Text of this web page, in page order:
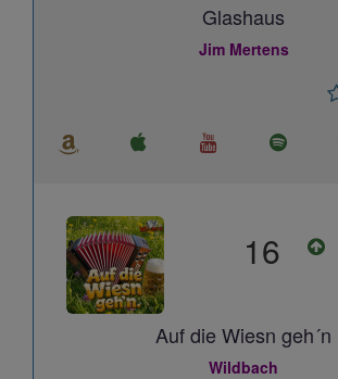
Glashaus
Jim Mertens
16
Auf die Wiesn geh´n
Wildbach